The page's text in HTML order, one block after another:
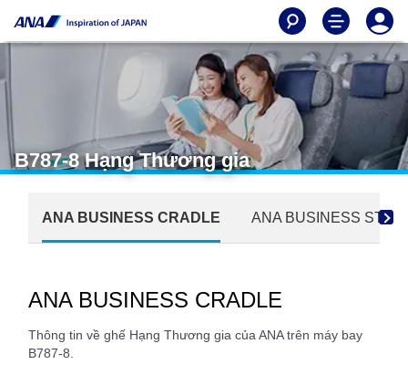
B787-8 Hạng Thương gia
ANA BUSINESS CRADLE ANA BUSINESS
ANA BUSINESS CRADLE
Thông tin về ghế Hạng Thương gia của ANA trên máy bay
B787-8.